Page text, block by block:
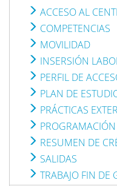
ACCESO AL
COMPETENCIAS
MOVILIDAD
INSERSIÓN
PERFIL DE
PLAN DE
PRÁCTICAS
RESUMEN DE
SALIDAS
TRABAJO FIN DE